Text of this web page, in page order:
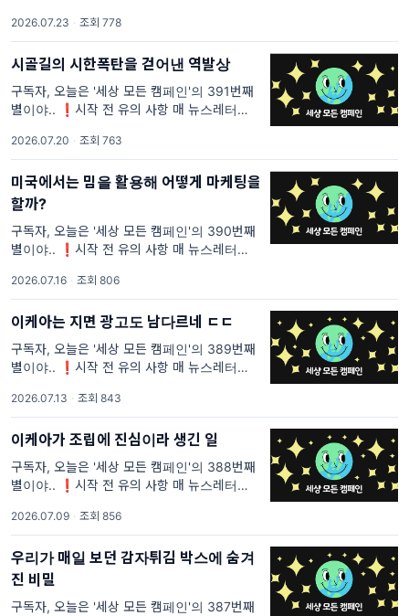
>을 처음 보는 사람들은 이해가 안 될 것 같은
부분과 내가 꼭 전달하고 싶은 부분의 텍스트는
2026.07.23 · 조회 778
시골길의 시한폭탄을 걷어낸 역발상
구독자, 오늘은 '세상 모든 캠페인'의 391번째
별이야.. ❗시작 전 유의 사항 매 뉴스레터마다
>을 처음 보는 사람들은 이해가 안 될 것 같은
부분과 내가 꼭 전달하고 싶은 부분의 텍스트는
2026.07.20 · 조회 763
미국에서는 밈을 활용해 어떻게 마케팅을
할까?
구독자, 오늘은 '세상 모든 캠페인'의 390번째
별이야.. ❗시작 전 유의 사항 매 뉴스레터마다
>을 처음 보는 사람들은 이해가 안 될 것 같은
부분과 내가 꼭 전달하고 싶은 부분의 텍스트는
2026.07.16 · 조회 806
이케아는 지면 광고도 남다르네 ㄷㄷ
구독자, 오늘은 '세상 모든 캠페인'의 389번째
별이야.. ❗시작 전 유의 사항 매 뉴스레터마다
>을 처음 보는 사람들은 이해가 안 될 것 같은
부분과 내가 꼭 전달하고 싶은 부분의 텍스트는
2026.07.13 · 조회 843
이케아가 조립에 진심이라 생긴 일
구독자, 오늘은 '세상 모든 캠페인'의 388번째
별이야.. ❗시작 전 유의 사항 매 뉴스레터마다
>을 처음 보는 사람들은 이해가 안 될 것 같은
부분과 내가 꼭 전달하고 싶은 부분의 텍스트는
2026.07.09 · 조회 856
우리가 매일 보던 감자튀김 박스에 숨겨
진 비밀
구독자, 오늘은 '세상 모든 캠페인'의 387번째